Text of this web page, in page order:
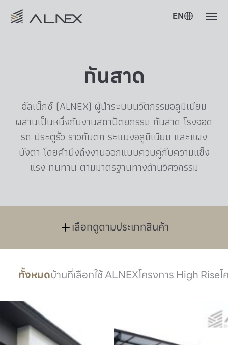
EN
กันสาด
อัลเน็กซ์ (ALNEX) ผู้นำระบบนวัตกรรมอลูมิเนียม
ผสานเป็นหนึ่งกับงานสถาปัตยกรรม กันสาด โรงจอด
รถ ประตูรั้ว ราวกันตก ระแนงอลูมิเนียม และแผง
บังตา โดยคำนึงถึงงานออกแบบควบคู่กับความแข็ง
แรง ทนทาน ตามมาตรฐานทางด้านวิศวกรรม
เลือกดูตามประเภทสินค้า
ทั้งหมดบ้านที่เลือกใช้ ALNEXโครงการ High Rise